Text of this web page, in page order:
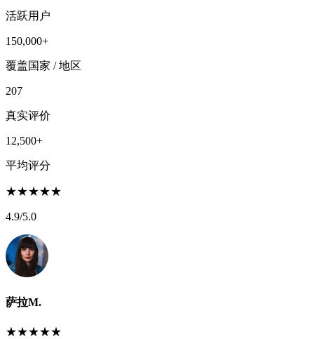
活跃用户
150,000+
覆盖国家 / 地区
207
真实评价
12,500+
平均评分
★★★★★
4.9/5.0
萨拉M.
★★★★★